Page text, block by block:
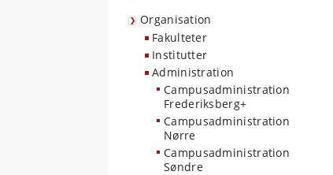
Organisation
Fakulteter
Institutter
Administration
Campusadministration
Frederiksberg+
Campusadministration
Nørre
Campusadministration
Søndre